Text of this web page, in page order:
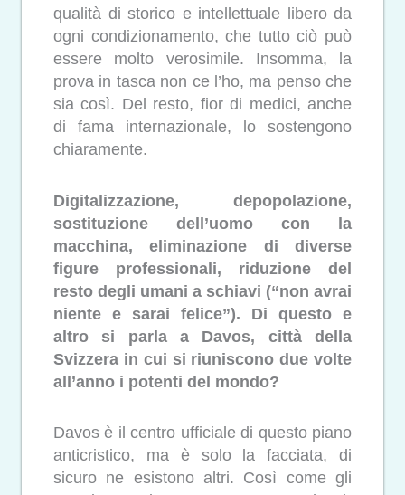
qualità di storico e intellettuale libero da
ogni condizionamento, che tutto ciò può
essere molto verosimile. Insomma, la
prova in tasca non ce l’ho, ma penso che
sia così. Del resto, fior di medici, anche
di fama internazionale, lo sostengono
chiaramente.
Digitalizzazione, depopolazione,
sostituzione dell’uomo con la
macchina, eliminazione di diverse
figure professionali, riduzione del
resto degli umani a schiavi (“non avrai
niente e sarai felice”). Di questo e
altro si parla a Davos, città della
Svizzera in cui si riuniscono due volte
all’anno i potenti del mondo?
Davos è il centro ufficiale di questo piano
anticristico, ma è solo la facciata, di
sicuro ne esistono altri. Così come gli